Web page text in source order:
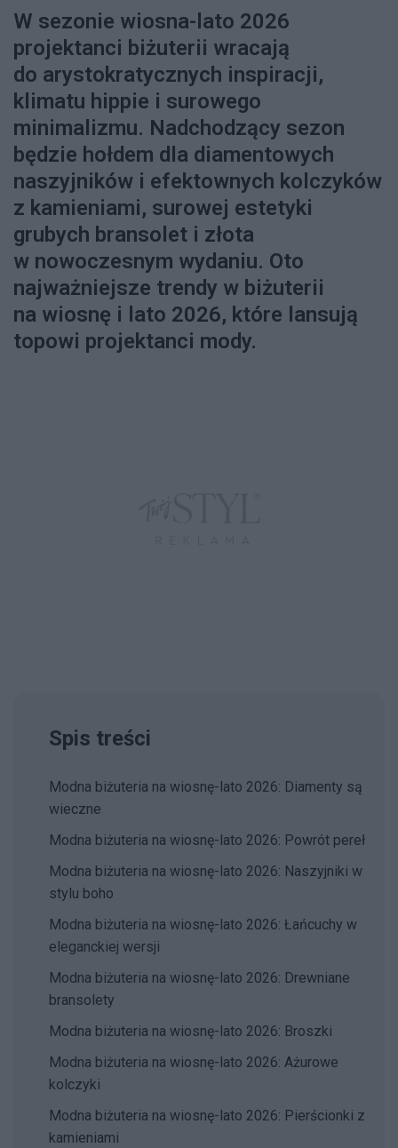
W sezonie wiosna-lato 2026
projektanci biżuterii wracają
do arystokratycznych inspiracji,
klimatu hippie i surowego
minimalizmu. Nadchodzący sezon
będzie hołdem dla diamentowych
naszyjników i efektownych kolczyków
z kamieniami, surowej estetyki
grubych bransolet i złota
w nowoczesnym wydaniu. Oto
najważniejsze trendy w biżuterii
na wiosnę i lato 2026, które lansują
topowi projektanci mody.
Spis treści
Modna biżuteria na wiosnę-lato 2026: Diamenty są
wieczne
Modna biżuteria na wiosnę-lato 2026: Powrót pereł
Modna biżuteria na wiosnę-lato 2026: Naszyjniki w
stylu boho
Modna biżuteria na wiosnę-lato 2026: Łańcuchy w
eleganckiej wersji
Modna biżuteria na wiosnę-lato 2026: Drewniane
bransolety
Modna biżuteria na wiosnę-lato 2026: Broszki
Modna biżuteria na wiosnę-lato 2026: Ażurowe
kolczyki
Modna biżuteria na wiosnę-lato 2026: Pierścionki z
kamieniami